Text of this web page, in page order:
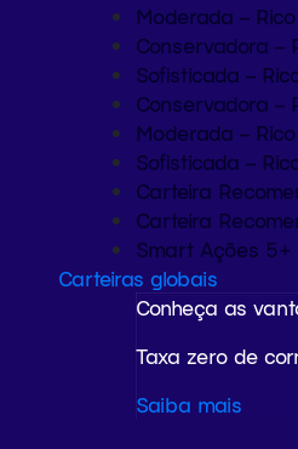
Moderada –
Conservadora –
Sofisticada –
Conservadora –
Moderada –
Sofisticada –
Carteira
Carteira
Smart Ações 5+
Carteiras globais
Conheça as
Taxa zero de
Saiba mais